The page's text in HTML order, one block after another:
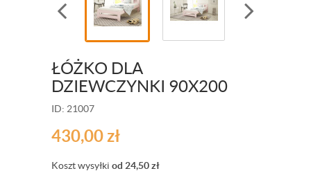
ŁÓŻKO DLA
DZIEWCZYNKI 90X200
ID: 21007
430,00zł
Koszt wysyłki od 24,50zł